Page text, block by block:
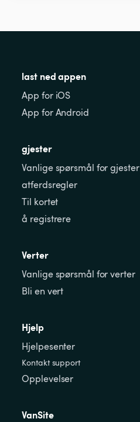
last ned appen
App for iOS
App for Android
gjester
Vanlige spørsmål for gjester
atferdsregler
Til kortet
å registrere
Verter
Vanlige spørsmål for verter
Bli en vert
Hjelp
Hjelpesenter
Kontakt support
Opplevelser
VanSite